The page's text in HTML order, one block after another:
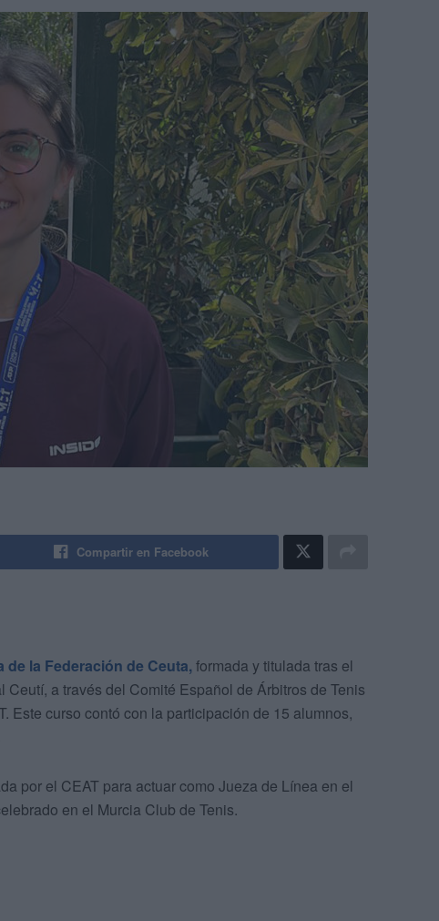
Compartir en Facebook
de la Federación de Ceuta,formada y titulada tras el
a través del Comité Español de Árbitros de Tenis
Este curso contó con la participación de 15 alumnos,
por el CEAT para actuar como Jueza de Línea en el
en el Murcia Club de Tenis.